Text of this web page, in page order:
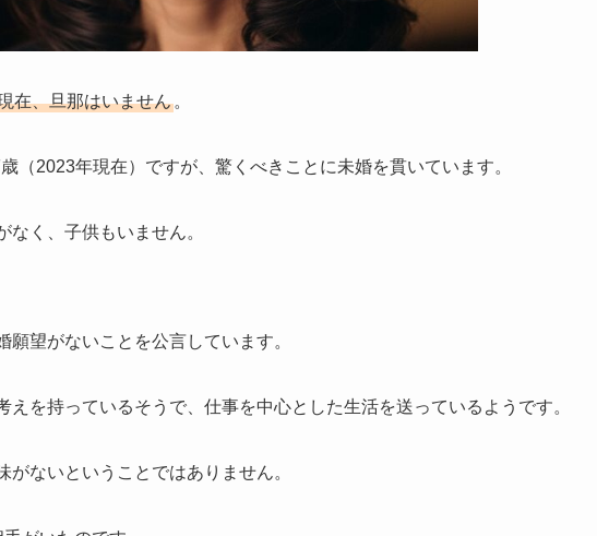
在、旦那はいません 。
（2023年現在）ですが、驚くべきことに未婚を貫いています。
く、子供もいません。
望がないことを公言しています。
えを持っているそうで、仕事を中心とした生活を送っているようです。
ないということではありません。